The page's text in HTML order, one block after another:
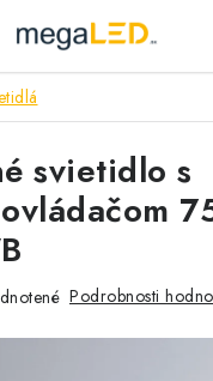
svietidlo s
Podrobnosti